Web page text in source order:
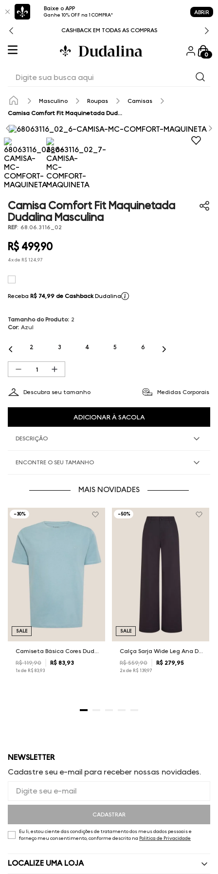
Baixe o APP
Ganhe 10% OFF na 1 COMPRA* ABRIR
CASHBACK EM TODAS AS COMPRAS
0
Masculino Roupas
Camisas
Camisa Comfort Fit Maquinetada Dudalina Masculina
Camisa Comfort Fit Maquinetada
Dudalina Masculina
REF: 68.06.3116_02
R$ 499,90
4x de R$ 124,97
Receba R$ 74,99 de Cashback Dudalina
Tamanho do Produto: 2
Cor: Azul
2 3 4 5 6
Descubra seu tamanho Medidas Corporais
ADICIONAR À SACOLA
DESCRIÇÃO
ENCONTRE O SEU TAMANHO
MAIS NOVIDADES
-30%
R$ 119,90 R$ 83, 93
1x de R$ 83,93
SALE
-50%
Calça Sarja Wide Leg Ana Dudalina Feminina
R$ 559,90 R$ 279, 95
2x de R$ 139,97
SALE
NEWSLETTER
Cadastre seu e-mail para receber nossas novidades.
CADASTRAR
Eu li, estou ciente das condições de tratamento dos meus dados pessoais e
forneço meu consentimento, conforme descrito na Política de Privacidade
LOCALIZE UMA LOJA